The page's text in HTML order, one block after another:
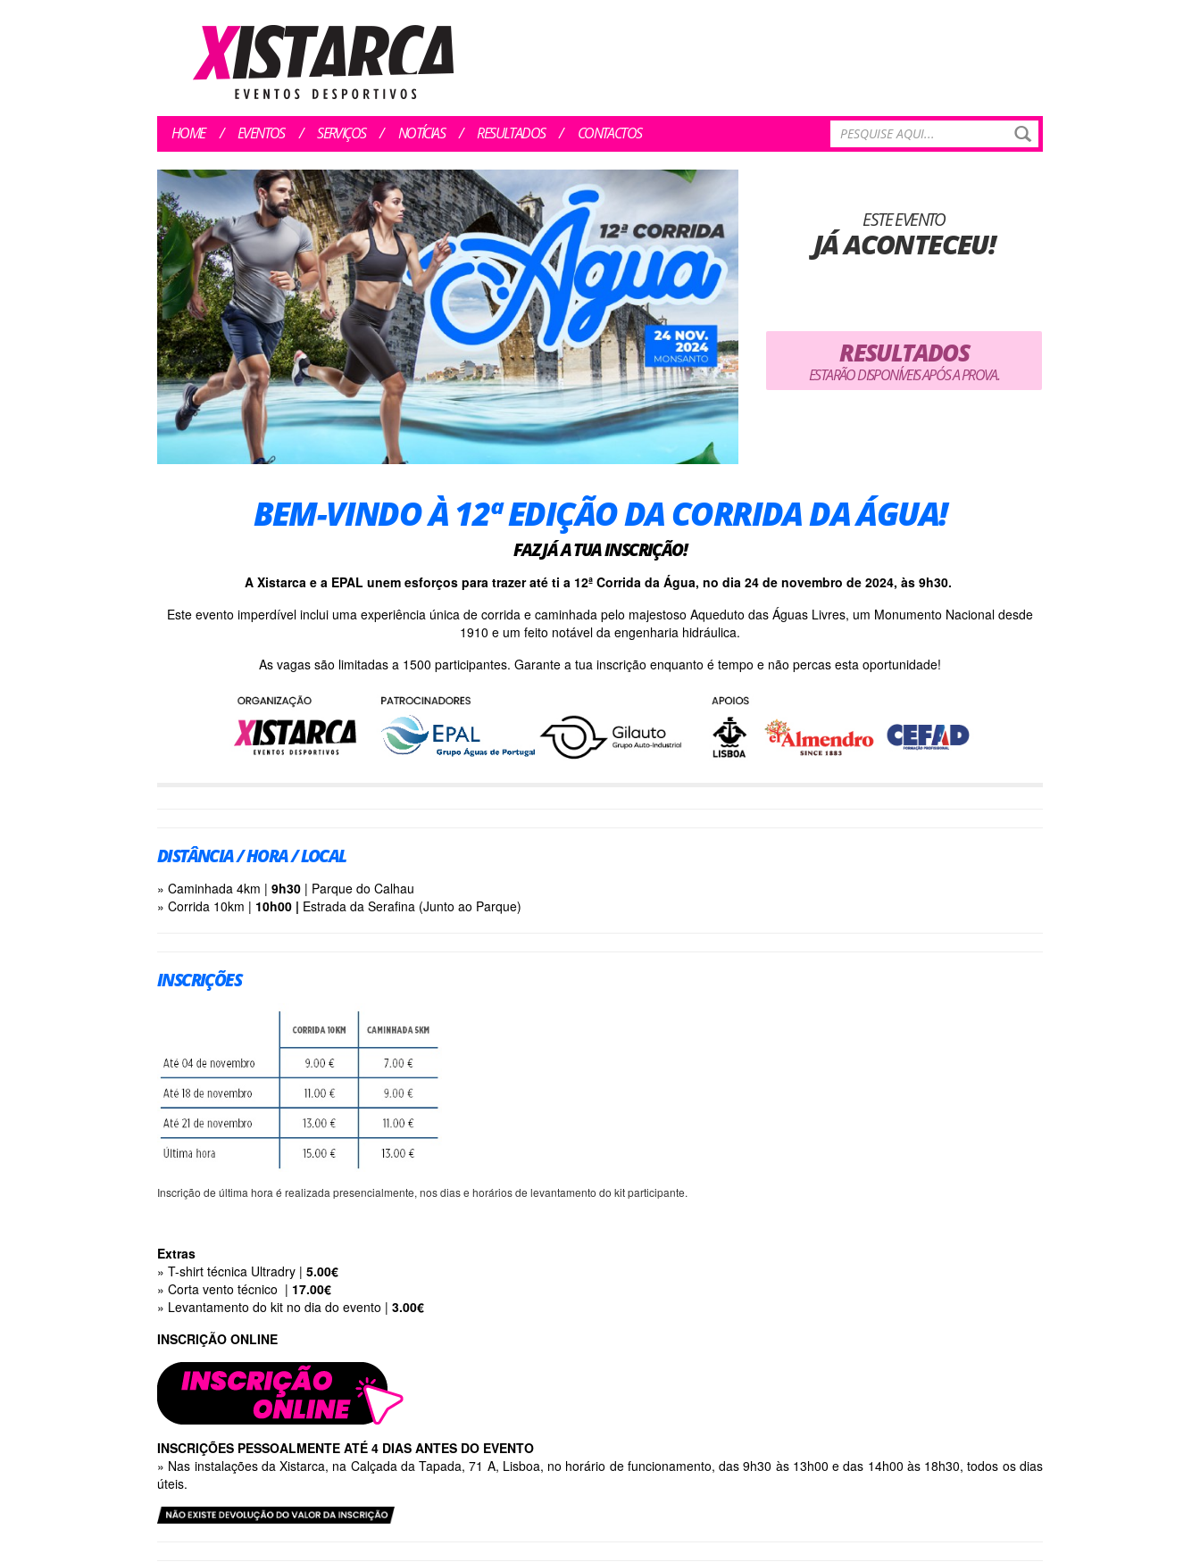
HOME EVENTOS SERVIÇOS NOTÍCIAS RESULTADOS CONTACTOS
ESTE EVENTO
JÁ ACONTECEU!
RESULTADOS
ESTARÃO DISPONÍVEIS APÓS A PROVA.
BEM-VINDO À 12ª EDIÇÃO DA CORRIDA DA ÁGUA!
FAZ JÁ A TUA INSCRIÇÃO!
A Xistarca e a EPAL unem esforços para trazer até ti a 12ª Corrida da Água, no dia 24 de novembro de 2024, às 9h30.
Este evento imperdível inclui uma experiência única de corrida e caminhada pelo majestoso Aqueduto das Águas Livres, um Monumento Nacional desde
1910 e um feito notável da engenharia hidráulica.
As vagas são limitadas a 1500 participantes. Garante a tua inscrição enquanto é tempo e não percas esta oportunidade!
DISTÂNCIA / HORA / LOCAL
» Caminhada 4km | 9h30 | Parque do Calhau
» Corrida 10km | 10h00 | Estrada da Serafina (Junto ao Parque)
INSCRIÇÕES
Inscrição de última hora é realizada presencialmente, nos dias e horários de levantamento do kit participante.
Extras
» T-shirt técnica Ultradry | 5.00€
» Corta vento técnico | 17.00€
» Levantamento do kit no dia do evento | 3.00€
INSCRIÇÃO ONLINE
INSCRIÇÕES PESSOALMENTE ATÉ 4 DIAS ANTES DO EVENTO
» Nas instalações da Xistarca, na Calçada da Tapada, 71 A, Lisboa, no horário de funcionamento, das 9h30 às 13h00 e das 14h00 às 18h30, todos os dias
úteis.